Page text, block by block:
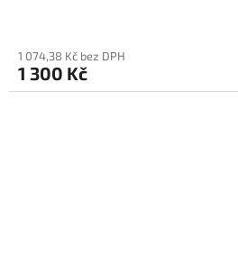
1 074,38 Kč bez DPH
1 300 Kč